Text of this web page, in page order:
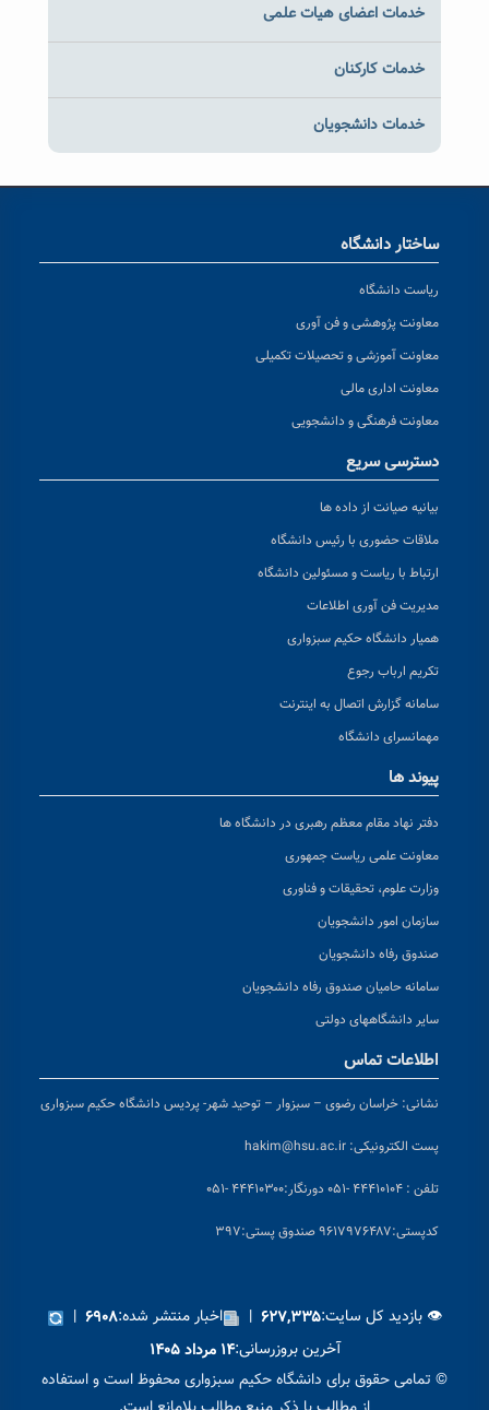
خدمات اعضای هیات علمی
خدمات کارکنان
خدمات دانشجویان
ساختار دانشگاه
ریاست دانشگاه
معاونت پژوهشی و فن آوری
معاونت آموزشی و تحصیلات تکمیلی
معاونت اداری مالی
معاونت فرهنگی و دانشجویی
دسترسی سریع
بیانیه صیانت از داده ها
ملاقات حضوری با رئیس دانشگاه
ارتباط با ریاست و مسئولین دانشگاه
مدیریت فن آوری اطلاعات
همیار دانشگاه حکیم سبزواری
تکریم ارباب رجوع
سامانه گزارش اتصال به اینترنت
مهمانسرای دانشگاه
پیوند ها
دفتر نهاد مقام معظم رهبری در دانشگاه ها
معاونت علمی ریاست جمهوری
وزارت علوم، تحقیقات و فناوری
سازمان امور دانشجویان
صندوق رفاه دانشجویان
سامانه حامیان صندوق رفاه دانشجویان
سایر دانشگاههای دولتی
اطلاعات تماس
نشانی: خراسان رضوی – سبزوار – توحید شهر- پردیس دانشگاه حکیم سبزواری
پست الکترونیکی: hakim@hsu.ac.ir
تلفن : ۴۴۴۱۰۱۰۴ -۰۵۱ دورنگار:۴۴۴۱۰۳۰۰ -۰۵۱
کدپستی:۹۶۱۷۹۷۶۴۸۷ صندوق پستی:۳۹۷
👁 بازدید کل سایت:۶۲۷,۳۳۵ | اخبار منتشر شده:۶۹۰۸ |
آخرین بروزرسانی:۱۴ مرداد ۱۴۰۵
© تمامی حقوق برای دانشگاه حکیم سبزواری محفوظ است و استفاده